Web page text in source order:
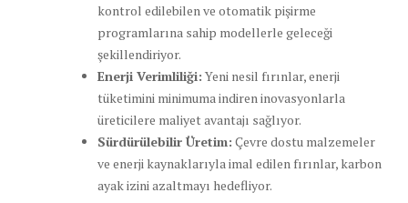
kontrol edilebilen ve otomatik pişirme
programlarına sahip modellerle geleceği
şekillendiriyor.
Enerji Verimliliği: Yeni nesil fırınlar, enerji
tüketimini minimuma indiren inovasyonlarla
üreticilere maliyet avantajı sağlıyor.
Sürdürülebilir Üretim: Çevre dostu malzemeler
ve enerji kaynaklarıyla imal edilen fırınlar, karbon
ayak izini azaltmayı hedefliyor.